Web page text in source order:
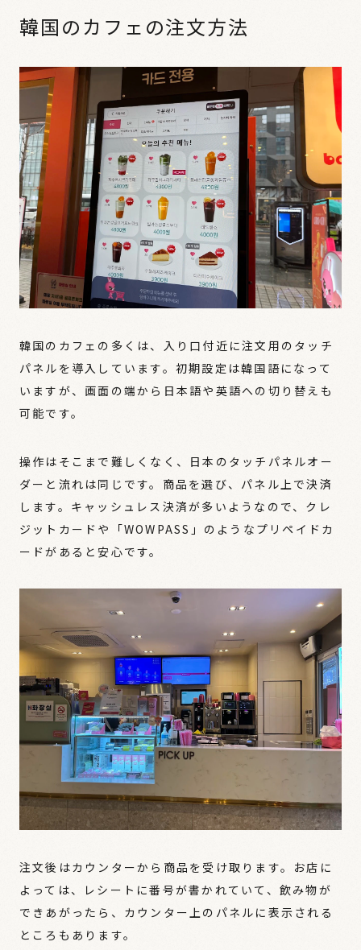
韓国のカフェの注文方法
韓国のカフェの多くは、入り口付近に注文用のタッチ
パネルを導入しています。初期設定は韓国語になって
いますが、画面の端から日本語や英語への切り替えも
可能です。
操作はそこまで難しくなく、日本のタッチパネルオー
ダーと流れは同じです。商品を選び、パネル上で決済
します。キャッシュレス決済が多いようなので、クレ
ジットカードや「WOWPASS」のようなプリペイドカ
ードがあると安心です。
注文後はカウンターから商品を受け取ります。お店に
よっては、レシートに番号が書かれていて、飲み物が
できあがったら、カウンター上のパネルに表示される
ところもあります。